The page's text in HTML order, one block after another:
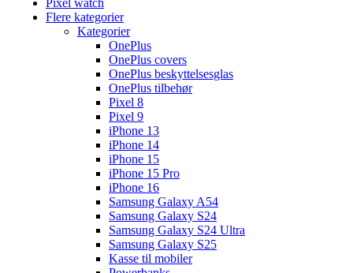
Pixel watch
Flere kategorier
Kategorier
OnePlus
OnePlus covers
OnePlus beskyttelsesglas
OnePlus tilbehør
Pixel 8
Pixel 9
iPhone 13
iPhone 14
iPhone 15
iPhone 15 Pro
iPhone 16
Samsung Galaxy A54
Samsung Galaxy S24
Samsung Galaxy S24 Ultra
Samsung Galaxy S25
Kasse til mobiler